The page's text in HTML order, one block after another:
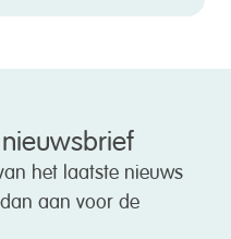
het laatste nieuws
aan voor de